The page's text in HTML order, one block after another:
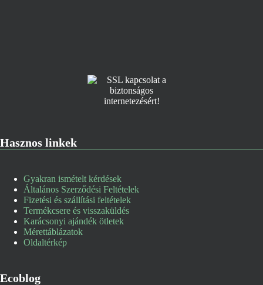
Hasznos linkek
Gyakran ismételt kérdések
Általános Szerződési Feltételek
Fizetési és szállítási feltételek
Termékcsere és visszaküldés
Karácsonyi ajándék ötletek
Mérettáblázatok
Oldaltérkép
Ecoblog